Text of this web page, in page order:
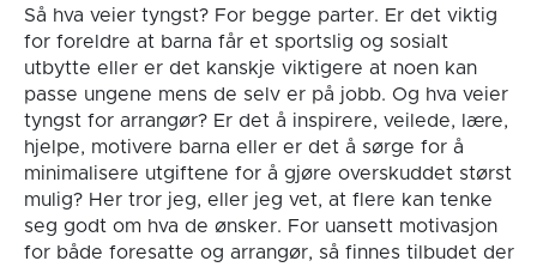
Så hva veier tyngst? For begge parter. Er det viktig
for foreldre at barna får et sportslig og sosialt
utbytte eller er det kanskje viktigere at noen kan
passe ungene mens de selv er på jobb. Og hva veier
tyngst for arrangør? Er det å inspirere, veilede, lære,
hjelpe, motivere barna eller er det å sørge for å
minimalisere utgiftene for å gjøre overskuddet størst
mulig? Her tror jeg, eller jeg vet, at flere kan tenke
seg godt om hva de ønsker. For uansett motivasjon
for både foresatte og arrangør, så finnes tilbudet der